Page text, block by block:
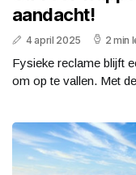
aandacht!
4 april 2025 2 min
Fysieke reclame blijft
om op te vallen. Met